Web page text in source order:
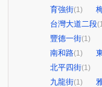
育強街(1)
台灣大道二段
豐德一街(1)
南和路(1)
北平四街(1)
九龍街(1)